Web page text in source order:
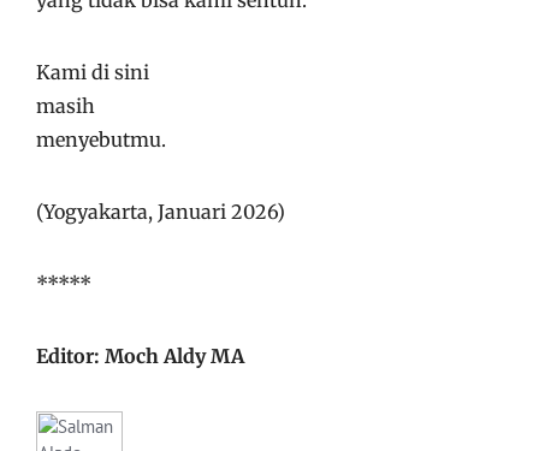
Kami di sini
masih
menyebutmu.
(Yogyakarta, Januari 2026)
*****
Editor: Moch Aldy MA